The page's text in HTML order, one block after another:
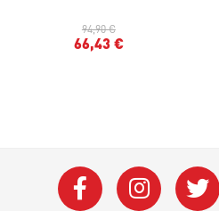
94,90 €
66,43 €